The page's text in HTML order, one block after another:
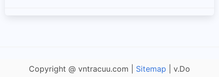
Copyright @ vntracuu.com | Sitemap | v.Do